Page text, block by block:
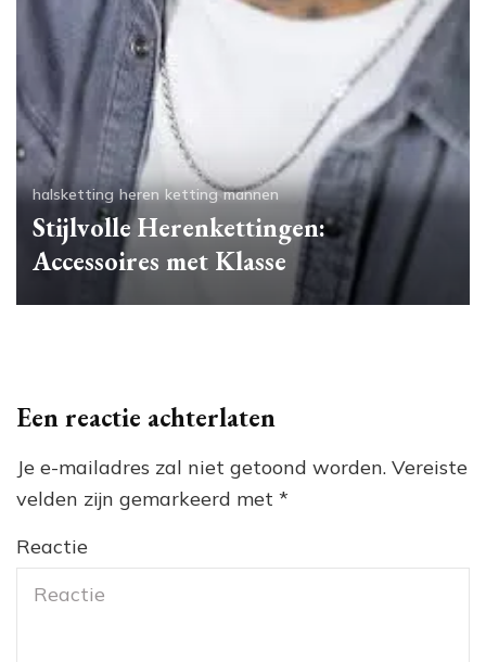
halsketting heren ketting mannen
Stijlvolle Herenkettingen:
Accessoires met Klasse
Een reactie achterlaten
Je e-mailadres zal niet getoond worden. Vereiste
velden zijn gemarkeerd met *
Reactie